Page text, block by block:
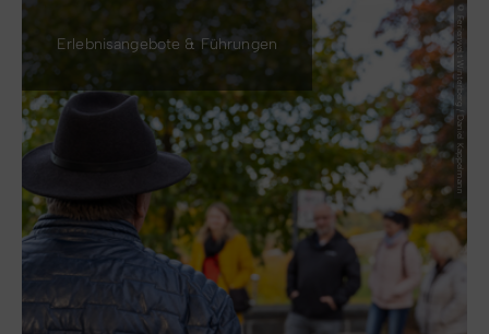
© Ferienwelt Winterberg / Daniel Kappelmann
Erlebnisangebote & Führungen